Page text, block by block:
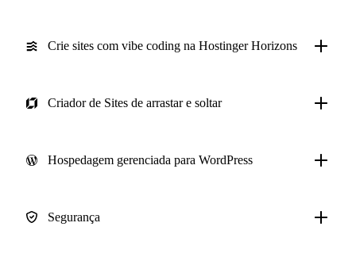
Crie sites com vibe coding na Hostinger Horizons
Criador de Sites de arrastar e soltar
Hospedagem gerenciada para WordPress
Segurança